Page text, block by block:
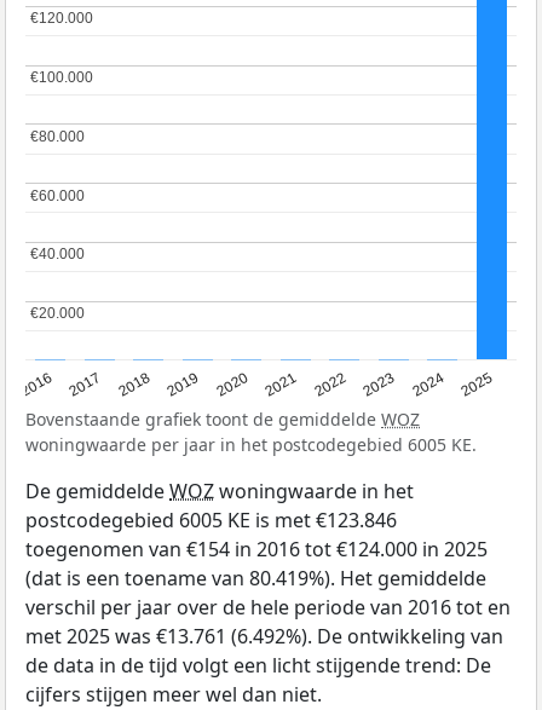
2016 2017 2018 2019 2020 2021 2022 2023 2024 2025
€20.000
€20.000
€40.000
€40.000
€60.000
€60.000
€80.000
€80.000
€100.000
€100.000
€120.000
€120.000
Bovenstaande grafiek toont de gemiddelde WOZ
woningwaarde per jaar in het postcodegebied 6005 KE.
De gemiddeldeWOZwoningwaarde in het
postcodegebied 6005 KE is met €123.846
toegenomen van €154 in 2016 tot €124.000 in 2025
(dat is een toename van 80.419%). Het gemiddelde
verschil per jaar over de hele periode van 2016 tot en
met 2025 was €13.761 (6.492%). De ontwikkeling van
de data in de tijd volgt een licht stijgende trend: De
cijfers stijgen meer wel dan niet.